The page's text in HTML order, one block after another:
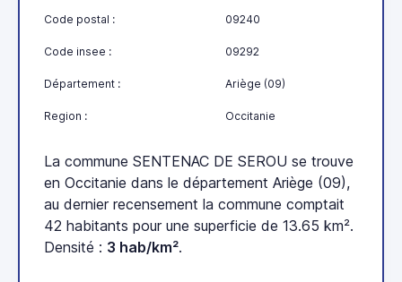
Code postal : 09240
Code insee : 09292
Département : Ariège (09)
Region : Occitanie
La commune SENTENAC DE SEROU se trouve
en Occitanie dans le département Ariège (09),
au dernier recensement la commune comptait
42 habitants pour une superficie de 13.65 km².
Densité : 3 hab/km².